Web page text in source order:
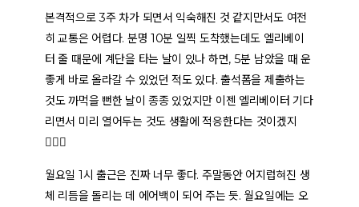
본격적으로 3주 차가 되면서 익숙해진 것 같지만서도 여전
히 교통은 어렵다. 분명 10분 일찍 도착했는데도 엘리베이
터 줄 때문에 계단을 타는 날이 있나 하면, 5분 남았을 때 운
좋게 바로 올라갈 수 있었던 적도 있다. 출석폼을 제출하는
것도 까먹을 뻔한 날이 종종 있었지만 이젠 엘리베이터 기다
리면서 미리 열어두는 것도 생활에 적응한다는 것이겠지
🏄🏻‍♂️
월요일 1시 출근은 진짜 너무 좋다. 주말동안 어지럽혀진 생
체 리듬을 돌리는 데 에어백이 되어 주는 듯. 월요일에는 오